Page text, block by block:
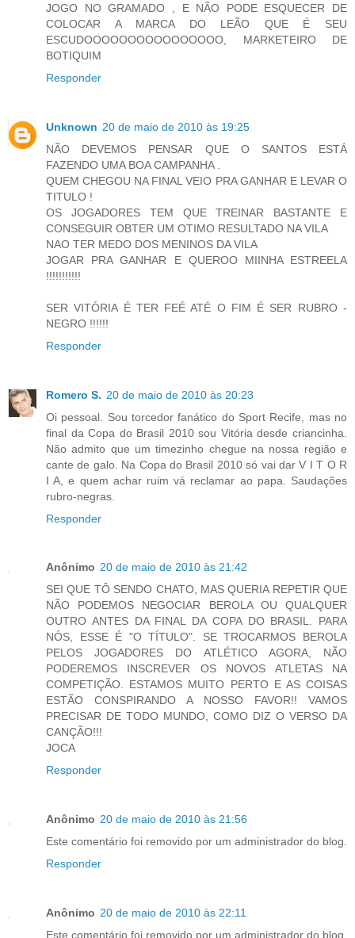
JOGO NO GRAMADO , E NÃO PODE ESQUECER DE
COLOCAR A MARCA DO LEÃO QUE É SEU
ESCUDOOOOOOOOOOOOOOOO, MARKETEIRO DE
BOTIQUIM
Responder
Unknown 20 de maio de 2010 às 19:25
NÃO DEVEMOS PENSAR QUE O SANTOS ESTÁ
FAZENDO UMA BOA CAMPANHA .
QUEM CHEGOU NA FINAL VEIO PRA GANHAR E LEVAR O
TITULO !
OS JOGADORES TEM QUE TREINAR BASTANTE E
CONSEGUIR OBTER UM OTIMO RESULTADO NA VILA
NAO TER MEDO DOS MENINOS DA VILA
JOGAR PRA GANHAR E QUEROO MIINHA ESTREELA
!!!!!!!!!!!
SER VITÓRIA É TER FEÉ ATÉ O FIM É SER RUBRO -
NEGRO !!!!!!
Responder
Romero S. 20 de maio de 2010 às 20:23
Oi pessoal. Sou torcedor fanático do Sport Recife, mas no
final da Copa do Brasil 2010 sou Vitória desde criancinha.
Não admito que um timezinho chegue na nossa região e
cante de galo. Na Copa do Brasil 2010 só vai dar V I T O R
I A, e quem achar ruim vá reclamar ao papa. Saudações
rubro-negras.
Responder
Anônimo 20 de maio de 2010 às 21:42
SEI QUE TÔ SENDO CHATO, MAS QUERIA REPETIR QUE
NÃO PODEMOS NEGOCIAR BEROLA OU QUALQUER
OUTRO ANTES DA FINAL DA COPA DO BRASIL. PARA
NÓS, ESSE É "O TÍTULO". SE TROCARMOS BEROLA
PELOS JOGADORES DO ATLÉTICO AGORA, NÃO
PODEREMOS INSCREVER OS NOVOS ATLETAS NA
COMPETIÇÃO. ESTAMOS MUITO PERTO E AS COISAS
ESTÃO CONSPIRANDO A NOSSO FAVOR!! VAMOS
PRECISAR DE TODO MUNDO, COMO DIZ O VERSO DA
CANÇÃO!!!
JOCA
Responder
Anônimo 20 de maio de 2010 às 21:56
Este comentário foi removido por um administrador do blog.
Responder
Anônimo 20 de maio de 2010 às 22:11
Este comentário foi removido por um administrador do blog.